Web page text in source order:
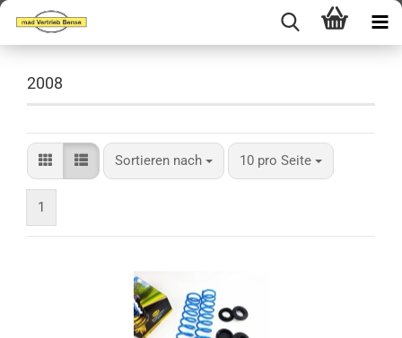
2008
Sortieren nach
Sortieren nach 10 pro Seite
pro Seite
1